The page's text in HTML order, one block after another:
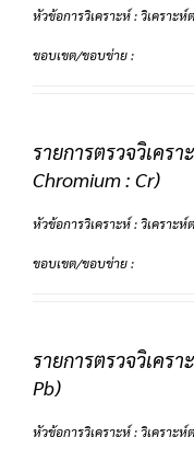
หัวข้อการวิเคราะห์ : วิเคราะ
ขอบเขต/ขอบข่าย :
รายการตรวจวิเคร
Chromium : Cr)
หัวข้อการวิเคราะห์ : วิเคราะ
ขอบเขต/ขอบข่าย :
รายการตรวจวิเคร
Pb)
หัวข้อการวิเคราะห์ : วิเคราะ